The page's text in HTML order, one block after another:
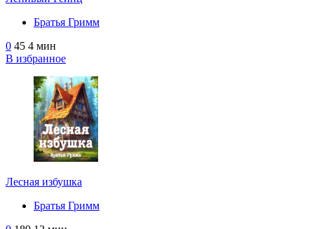
Братья Гримм
0 45 4 мин
В избранное
Лесная избушка
Братья Гримм